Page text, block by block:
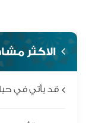
الاكثر
قد يأتي في